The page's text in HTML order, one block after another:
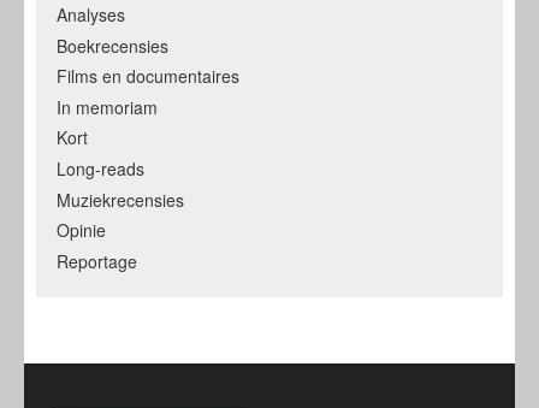
Analyses
Boekrecensies
Films en documentaires
In memoriam
Kort
Long-reads
Muziekrecensies
Opinie
Reportage